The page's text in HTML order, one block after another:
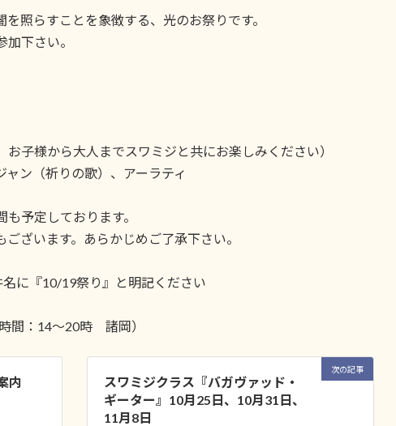
照らすことを象徴する、光のお祭りです。
下さい。
子様から大人までスワミジと共にお楽しみください）
ャン（祈りの歌）、アーラティ
予定しております。
ざいます。あらかじめご了承下さい。
に『10/19祭り』と明記ください
間：14～20時 諸岡）
内
次の記事
スワミジクラス『バガヴァッド・
ギーター』10月25日、10月31日、
11月8日